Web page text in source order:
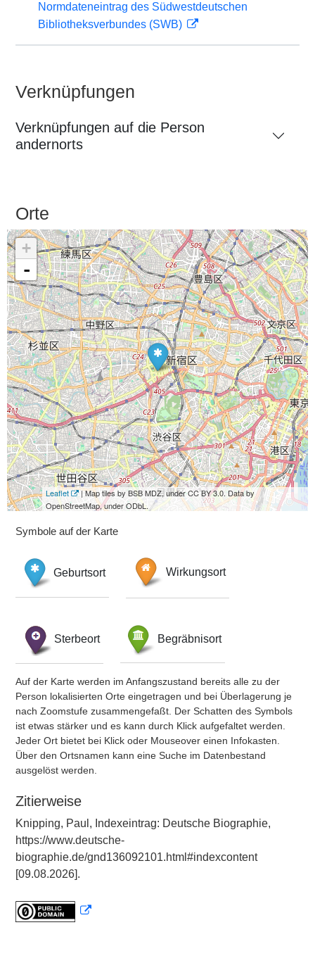
Normdateneintrag des Südwestdeutschen
Bibliotheksverbundes (SWB)
Verknüpfungen
Verknüpfungen auf die Person
andernorts
Orte
+
-
Leaflet
| Map tiles by BSB MDZ, under CC BY 3.0. Data by
OpenStreetMap, under ODbL.
Symbole auf der Karte
Geburtsort Wirkungsort
Sterbeort Begräbnisort
Auf der Karte werden im Anfangszustand bereits alle zu der
Person lokalisierten Orte eingetragen und bei Überlagerung je
nach Zoomstufe zusammengefaßt. Der Schatten des Symbols
ist etwas stärker und es kann durch Klick aufgefaltet werden.
Jeder Ort bietet bei Klick oder Mouseover einen Infokasten.
Über den Ortsnamen kann eine Suche im Datenbestand
ausgelöst werden.
Zitierweise
Knipping, Paul, Indexeintrag: Deutsche Biographie,
https://www.deutsche-
biographie.de/gnd136092101.html#indexcontent
[09.08.2026].